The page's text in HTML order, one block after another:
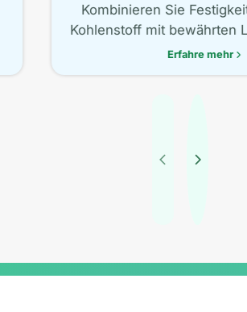
Kombinieren Sie Festigkeit,
Kohlenstoff mit bewährten
Erfahre mehr